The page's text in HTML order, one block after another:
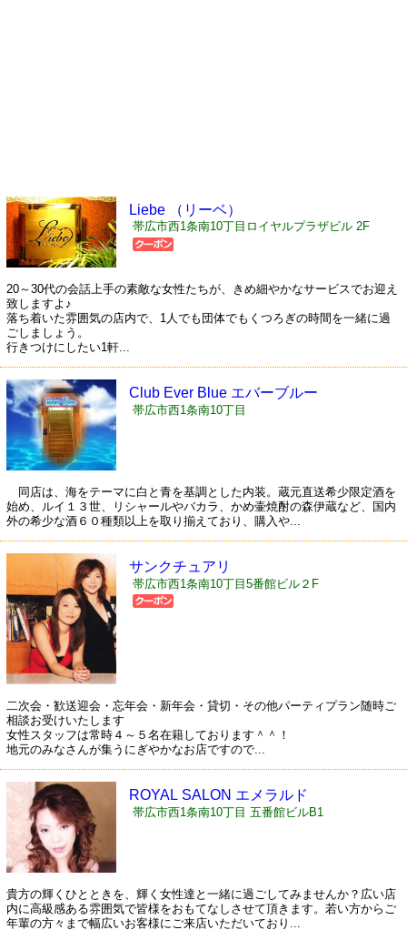
Liebe （リーベ）
帯広市西1条南10丁目ロイヤルプラザビル 2F
20～30代の会話上手の素敵な女性たちが、きめ細やかなサービスでお迎え
致しますよ♪
落ち着いた雰囲気の店内で、1人でも団体でもくつろぎの時間を一緒に過
ごしましょう。
行きつけにしたい1軒...
Club Ever Blue エバーブルー
帯広市西1条南10丁目
同店は、海をテーマに白と青を基調とした内装。蔵元直送希少限定酒を
始め、ルイ１３世、リシャールやバカラ、かめ壷焼酎の森伊蔵など、国内
外の希少な酒６０種類以上を取り揃えており、購入や...
サンクチュアリ
帯広市西1条南10丁目5番館ビル２F
二次会・歓送迎会・忘年会・新年会・貸切・その他パーティプラン随時ご
相談お受けいたします
女性スタッフは常時４～５名在籍しております＾＾！
地元のみなさんが集うにぎやかなお店ですので...
ROYAL SALON エメラルド
帯広市西1条南10丁目 五番館ビルB1
貴方の輝くひとときを、輝く女性達と一緒に過ごしてみませんか？広い店
内に高級感ある雰囲気で皆様をおもてなしさせて頂きます。若い方からご
年輩の方々まで幅広いお客様にご来店いただいており...